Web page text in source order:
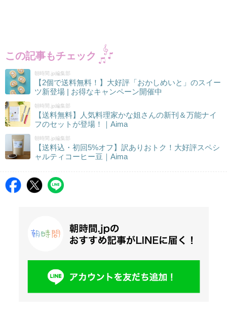
この記事もチェック
朝時間.jp編集部
【2個で送料無料！】大好評「おかしめいと」のスイー
ツ新登場 | お得なキャンペーン開催中
朝時間.jp編集部
【送料無料】人気料理家かな姐さんの新刊＆万能ナイ
フのセットが登場！｜Aima
朝時間.jp編集部
【送料込・初回5%オフ】訳ありおトク！大好評スペシ
ャルティコーヒー豆｜Aima